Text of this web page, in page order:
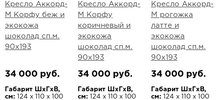
Кресло Аккорд-
М Корфу беж и
экокожа
шоколад сп.м.
90х193
34 000 руб.
Габарит ШхГхВ,
см: 124 х 110 х 100
Кресло Аккорд-
М Корфу
коричневый и
экокожа
шоколад сп.м.
90х193
34 000 руб.
Габарит ШхГхВ,
см:
124 х 110 х 100
Кресло Аккорд-
М рогожка
латте и
экокожа
шоколад сп.м.
90х193
34 000 руб.
Габарит ШхГхВ,
см: 124 х 110 х 100